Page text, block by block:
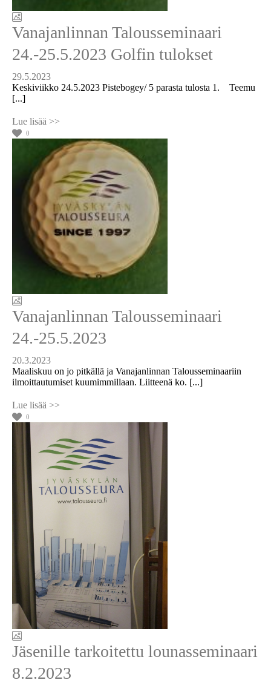
Vanajanlinnan Talousseminaari
24.-25.5.2023 Golfin tulokset
29.5.2023
Keskiviikko 24.5.2023 Pistebogey/ 5 parasta tulosta 1. Teemu
[...]
0
Vanajanlinnan Talousseminaari
24.-25.5.2023
20.3.2023
Maaliskuu on jo pitkällä ja Vanajanlinnan Talousseminaariin
ilmoittautumiset kuumimmillaan. Liitteenä ko. [...]
0
Jäsenille tarkoitettu lounasseminaari
8.2.2023